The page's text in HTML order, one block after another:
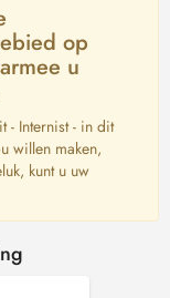
op
u
- Internist - in dit
willen maken,
kunt u uw